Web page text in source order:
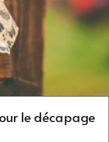
le décapage